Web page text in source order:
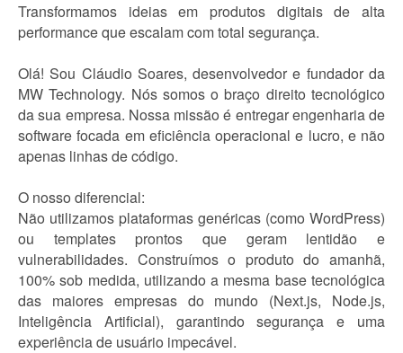
Transformamos ideias em produtos digitais de alta
performance que escalam com total segurança.
Olá! Sou Cláudio Soares, desenvolvedor e fundador da
MW Technology. Nós somos o braço direito tecnológico
da sua empresa. Nossa missão é entregar engenharia de
software focada em eficiência operacional e lucro, e não
apenas linhas de código.
O nosso diferencial:
Não utilizamos plataformas genéricas (como WordPress)
ou templates prontos que geram lentidão e
vulnerabilidades. Construímos o produto do amanhã,
100% sob medida, utilizando a mesma base tecnológica
das maiores empresas do mundo (Next.js, Node.js,
Inteligência Artificial), garantindo segurança e uma
experiência de usuário impecável.